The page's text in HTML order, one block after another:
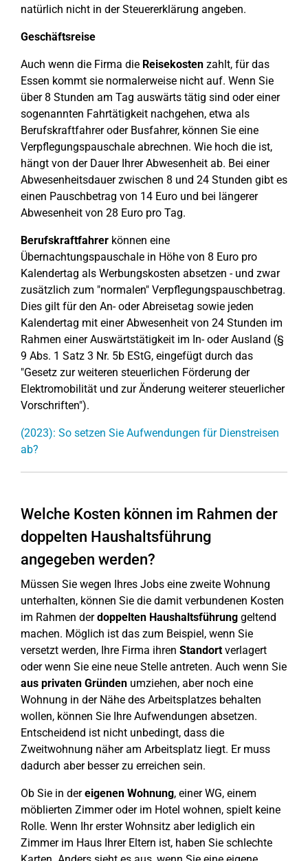
natürlich nicht in der Steuererklärung angeben.
Geschäftsreise
Auch wenn die Firma die Reisekosten zahlt, für das
Essen kommt sie normalerweise nicht auf. Wenn Sie
über 8 Stunden am Tag auswärts tätig sind oder einer
sogenannten Fahrtätigkeit nachgehen, etwa als
Berufskraftfahrer oder Busfahrer, können Sie eine
Verpflegungspauschale abrechnen. Wie hoch die ist,
hängt von der Dauer Ihrer Abwesenheit ab. Bei einer
Abwesenheitsdauer zwischen 8 und 24 Stunden gibt es
einen Pauschbetrag von 14 Euro und bei längerer
Abwesenheit von 28 Euro pro Tag.
Berufskraftfahrer können eine
Übernachtungspauschale in Höhe von 8 Euro pro
Kalendertag als Werbungskosten absetzen - und zwar
zusätzlich zum "normalen" Verpflegungspauschbetrag.
Dies gilt für den An- oder Abreisetag sowie jeden
Kalendertag mit einer Abwesenheit von 24 Stunden im
Rahmen einer Auswärtstätigkeit im In- oder Ausland (§
9 Abs. 1 Satz 3 Nr. 5b EStG, eingefügt durch das
"Gesetz zur weiteren steuerlichen Förderung der
Elektromobilität und zur Änderung weiterer steuerlicher
Vorschriften").
(2023): So setzen Sie Aufwendungen für Dienstreisen
ab?
Welche Kosten können im Rahmen der
doppelten Haushaltsführung
angegeben werden?
Müssen Sie wegen Ihres Jobs eine zweite Wohnung
unterhalten, können Sie die damit verbundenen Kosten
im Rahmen derdoppelten Haushaltsführung geltend
machen. Möglich ist das zum Beispiel, wenn Sie
versetzt werden, Ihre Firma ihren Standortverlagert
oder wenn Sie eine neue Stelle antreten. Auch wenn Sie
aus privaten Gründen umziehen, aber noch eine
Wohnung in der Nähe des Arbeitsplatzes behalten
wollen, können Sie Ihre Aufwendungen absetzen.
Entscheidend ist nicht unbedingt, dass die
Zweitwohnung näher am Arbeitsplatz liegt. Er muss
dadurch aber besser zu erreichen sein.
Ob Sie in dereigenen Wohnung, einer WG, einem
möblierten Zimmer oder im Hotel wohnen, spielt keine
Rolle. Wenn Ihr erster Wohnsitz aber lediglich ein
Zimmer im Haus Ihrer Eltern ist, haben Sie schlechte